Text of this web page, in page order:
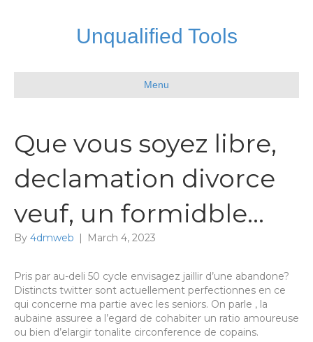
Unqualified Tools
Menu
Que vous soyez libre,
declamation divorce
veuf, un formidble…
By 4dmweb | March 4, 2023
Pris par au-deli 50 cycle envisagez jaillir d’une abandone?
Distincts twitter sont actuellement perfectionnes en ce
qui concerne ma partie avec les seniors. On parle , la
aubaine assuree a l’egard de cohabiter un ratio amoureuse
ou bien d’elargir tonalite circonference de copains.